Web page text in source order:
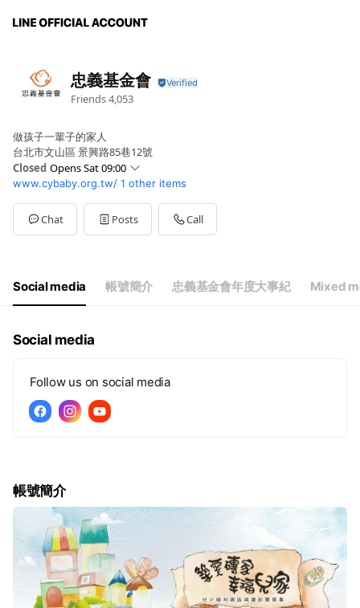
忠義基金會
Friends4,053
做孩子一輩子的家人
台北市文山區 景興路85巷12號
Closed Opens Sat 09:00
Sun09:00 - 18:00
Mon09:00 - 18:00
Tue09:00 - 18:00
Wed09:00 - 18:00
09:00 - 18:00
www.cybaby.org.tw/ 1 other items
Chat Posts Call
Social media 帳號簡介 忠義基金會年度大事紀 Mixed
Social media
Follow us on social media
帳號簡介